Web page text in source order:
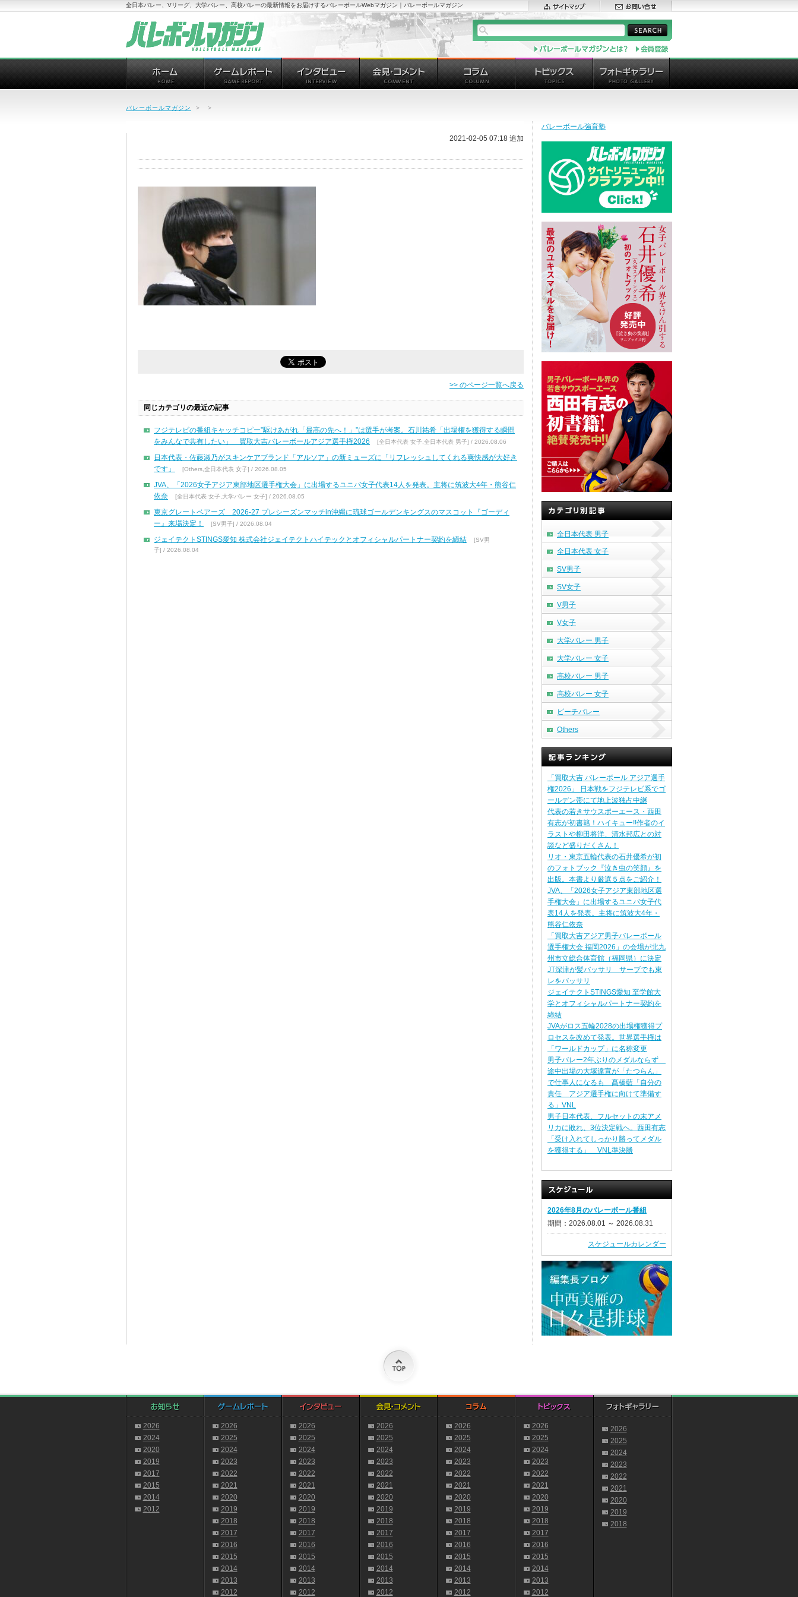
全日本バレー、Vリーグ、大学バレー、高校バレーの最新情報をお届けするバレーボールWebマガジン｜バレーボールマガジン
バレーボールマガジン > >
2021-02-05 07:18 追加
>> のページ一覧へ戻る
同じカテゴリの最近の記事
フジテレビの番組キャッチコピー”駆けあがれ「最高の先へ！」”は選手が考案。石川祐希「出場権を獲得する瞬間
をみんなで共有したい」 買取大吉バレーボールアジア選手権2026
[全日本代表 女子,全日本代表 男子] / 2026.08.06
日本代表・佐藤淑乃がスキンケアブランド「アルソア」の新ミューズに「リフレッシュしてくれる爽快感が大好き
です」
[Others,全日本代表 女子] / 2026.08.05
JVA、「2026女子アジア東部地区選手権大会」に出場するユニバ女子代表14人を発表。主将に筑波大4年・熊谷仁
依奈
[全日本代表 女子,大学バレー 女子] / 2026.08.05
東京グレートベアーズ 2026-27 プレシーズンマッチin沖縄に琉球ゴールデンキングスのマスコット『ゴーディ
ー』来場決定！
[SV男子] / 2026.08.04
ジェイテクトSTINGS愛知 株式会社ジェイテクトハイテックとオフィシャルパートナー契約を締結 [SV男
子] / 2026.08.04
バレーボール強育塾
全日本代表 男子
全日本代表 女子
SV男子
SV女子
V男子
V女子
大学バレー 男子
大学バレー 女子
高校バレー 男子
高校バレー 女子
ビーチバレー
Others
「買取大吉 バレーボール アジア選手
権2026」 日本戦をフジテレビ系でゴ
ールデン帯にて地上波独占中継
代表の若きサウスポーエース・西田
有志が初書籍！ハイキュー!!作者のイ
ラストや柳田将洋、清水邦広との対
談など盛りだくさん！
リオ・東京五輪代表の石井優希が初
のフォトブック『泣き虫の笑顔』を
出版。本書より厳選５点をご紹介！
JVA、「2026女子アジア東部地区選
手権大会」に出場するユニバ女子代
表14人を発表。主将に筑波大4年・
熊谷仁依奈
「買取大吉アジア男子バレーボール
選手権大会 福岡2026」の会場が北九
州市立総合体育館（福岡県）に決定
JT深津が髪バッサリ サーブでも東
レをバッサリ
ジェイテクトSTINGS愛知 至学館大
学とオフィシャルパートナー契約を
締結
JVAがロス五輪2028の出場権獲得プ
ロセスを改めて発表。世界選手権は
「ワールドカップ」に名称変更
男子バレー2年ぶりのメダルならず
途中出場の大塚達宣が「たつらん」
で仕事人になるも 髙橋藍「自分の
責任 アジア選手権に向けて準備す
る」VNL
男子日本代表、フルセットの末アメ
リカに敗れ、3位決定戦へ。西田有志
「受け入れてしっかり勝ってメダル
を獲得する」 VNL準決勝
2026年8月のバレーボール番組
期間：2026.08.01 ～ 2026.08.31
スケジュールカレンダー
2026
2024
2020
2019
2017
2015
2014
2012
2026
2025
2024
2023
2022
2021
2020
2019
2018
2017
2016
2015
2014
2013
2012
2026
2025
2024
2023
2022
2021
2020
2019
2018
2017
2016
2015
2014
2013
2012
2026
2025
2024
2023
2022
2021
2020
2019
2018
2017
2016
2015
2014
2013
2012
2026
2025
2024
2023
2022
2021
2020
2019
2018
2017
2016
2015
2014
2013
2012
2026
2025
2024
2023
2022
2021
2020
2019
2018
2017
2016
2015
2014
2013
2012
2026
2025
2024
2023
2022
2021
2020
2019
2018